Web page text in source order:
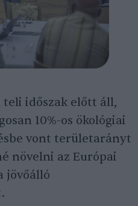
teli időszak előtt áll,
10%-os ökológiai
vont területarányt
növelni az Európai
jövőálló